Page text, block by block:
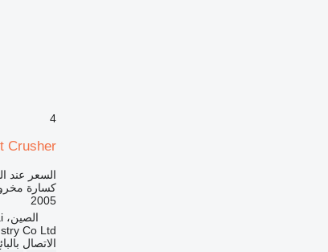
4
Crusher
السعر عند
كسارة
2005
الصين، Shanghai
Co Ltd
الاتصال